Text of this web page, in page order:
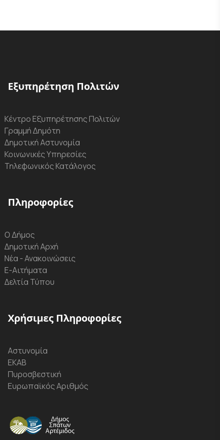
Εξυπηρέτηση Πολιτών
Κέντρο Εξυπηρέτησης Πολιτών
Γραμμή Δημότη
Δημοτική Αστυνομία
Κοινωνικές Υπηρεσίες
Τηλεφωνικός Κατάλογος
Πληροφορίες
Ο Δήμος
Δημοτική Αρχή
Νέα - Ανακοινώσεις
Ε-Αιτήματα
Δελτία Τύπου
Χρήσιμες Πληροφορίες
Αστυνομία
ΕΚΑΒ
Πυροσβεστική
Ευρωπαϊκός Αριθμός